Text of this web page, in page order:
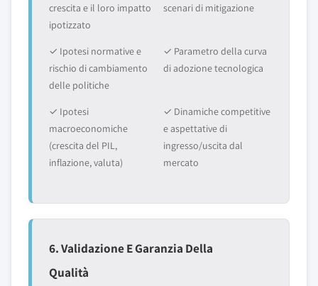
crescita e il loro impatto
ipotizzato
scenari di mitigazione
✓ Ipotesi normative e
rischio di cambiamento
delle politiche
✓ Parametro della curva
di adozione tecnologica
✓ Ipotesi
macroeconomiche
(crescita del PIL,
inflazione, valuta)
✓ Dinamiche competitive
e aspettative di
ingresso/uscita dal
mercato
6. Validazione E Garanzia Della
Qualità